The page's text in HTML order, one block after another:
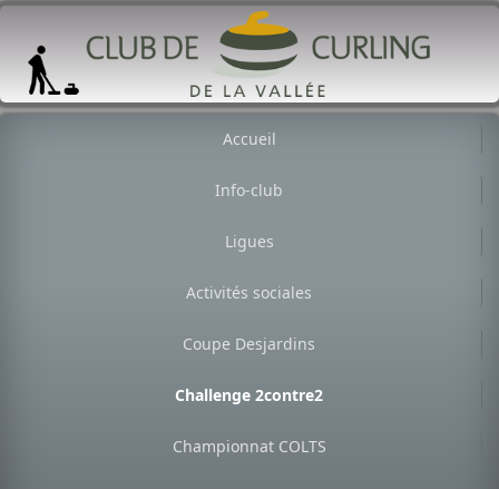
Accueil
Info-club
Ligues
Activités sociales
Coupe Desjardins
Challenge 2contre2
Championnat COLTS